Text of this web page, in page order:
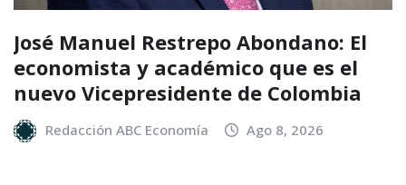
José Manuel Restrepo Abondano: El
economista y académico que es el
nuevo Vicepresidente de Colombia
Redacción ABC Economía Ago 8, 2026